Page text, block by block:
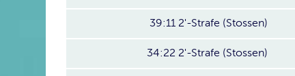
39:11 2'-Strafe (Stossen)
34:22 2'-Strafe (Stossen)